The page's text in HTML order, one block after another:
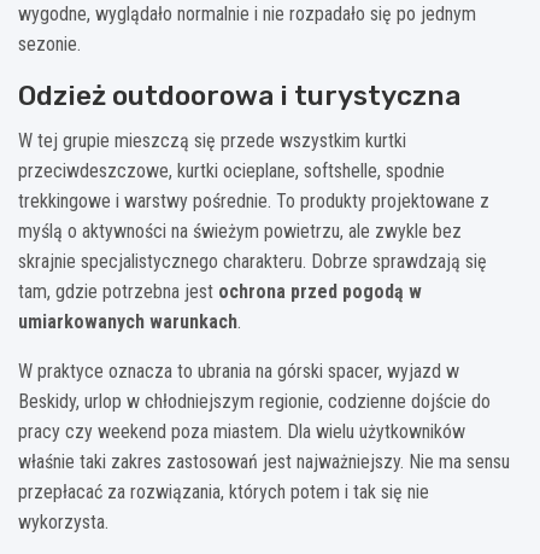
wygodne, wyglądało normalnie i nie rozpadało się po jednym
sezonie.
Odzież outdoorowa i turystyczna
W tej grupie mieszczą się przede wszystkim kurtki
przeciwdeszczowe, kurtki ocieplane, softshelle, spodnie
trekkingowe i warstwy pośrednie. To produkty projektowane z
myślą o aktywności na świeżym powietrzu, ale zwykle bez
skrajnie specjalistycznego charakteru. Dobrze sprawdzają się
tam, gdzie potrzebna jest ochrona przed pogodą w
umiarkowanych warunkach.
W praktyce oznacza to ubrania na górski spacer, wyjazd w
Beskidy, urlop w chłodniejszym regionie, codzienne dojście do
pracy czy weekend poza miastem. Dla wielu użytkowników
właśnie taki zakres zastosowań jest najważniejszy. Nie ma sensu
przepłacać za rozwiązania, których potem i tak się nie
wykorzysta.